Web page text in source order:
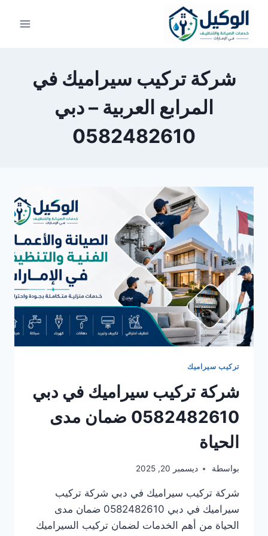
التجاوز
المحتوى
شركة تركيب سيراميك في
المرابع العربية – دبي
0582482610
تركيب سيراميك
شركة تركيب سيراميك في دبي
0582482610 ضمان مدى
الحياة
بواسطة ديسمبر 20, 2025
شركة تركيب سيراميك في دبي شركة تركيب
سيراميك في دبي 0582482610 ضمان مدى
الحياة من أهم الخدمات لضمان تركيب السيراميك